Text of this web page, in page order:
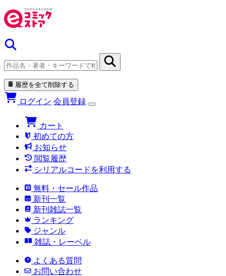
履歴を全て削除する
ログイン 会員登録
カート
初めての方
お知らせ
閲覧履歴
シリアルコードを利用する
無料・セール作品
新刊一覧
新刊雑誌一覧
ランキング
ジャンル
雑誌・レーベル
よくある質問
お問い合わせ